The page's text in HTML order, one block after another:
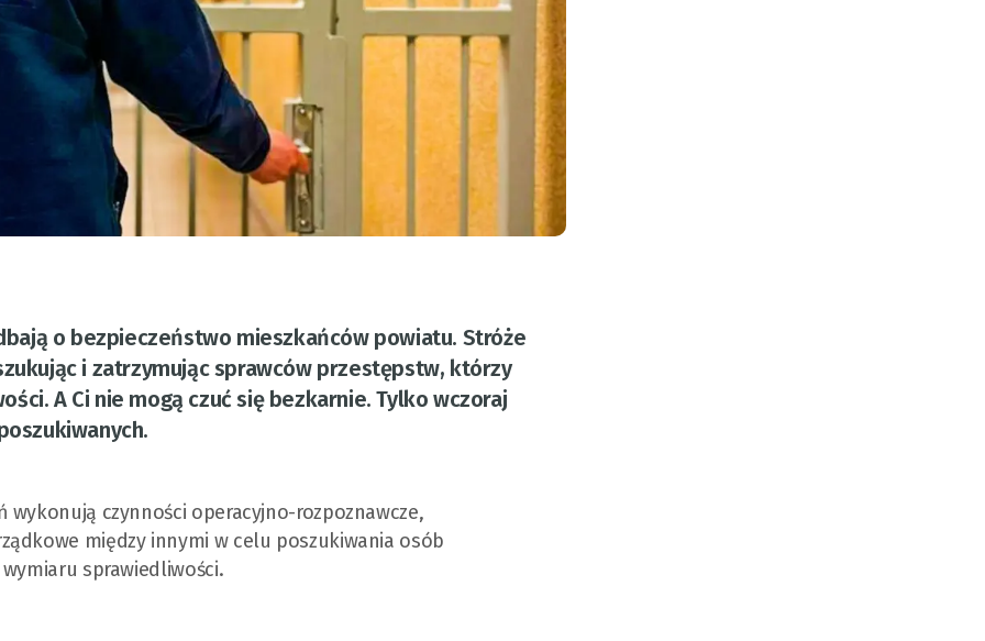
o bezpieczeństwo mieszkańców powiatu. Stróże
i zatrzymując sprawców przestępstw, którzy
A Ci nie mogą czuć się bezkarnie. Tylko wczoraj
czynności operacyjno-rozpoznawcze,
między innymi w celu poszukiwania osób
sprawiedliwości.